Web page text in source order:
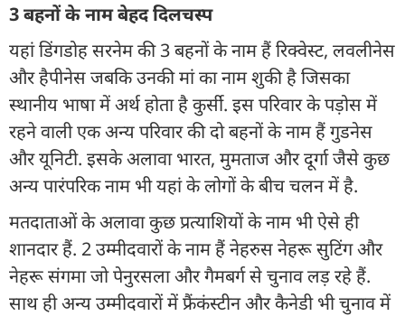
3 बहनों के नाम बेहद दिलचस्प
यहां डिंगडोह सरनेम की 3 बहनों के नाम हैं रिक्वेस्ट, लवलीनेस
और हैपीनेस जबकि उनकी मां का नाम शुकी है जिसका
स्थानीय भाषा में अर्थ होता है कुर्सी. इस परिवार के पड़ोस में
रहने वाली एक अन्य परिवार की दो बहनों के नाम हैं गुडनेस
और यूनिटी. इसके अलावा भारत, मुमताज और दूर्गा जैसे कुछ
अन्य पारंपरिक नाम भी यहां के लोगों के बीच चलन में है.
मतदाताओं के अलावा कुछ प्रत्याशियों के नाम भी ऐसे ही
शानदार हैं. 2 उम्मीदवारों के नाम हैं नेहरुस नेहरू सुटिंग और
नेहरू संगमा जो पेनुरसला और गैमबर्ग से चुनाव लड़ रहे हैं.
साथ ही अन्य उम्मीदवारों में फ्रैंकंस्टीन और कैनेडी भी चुनाव में